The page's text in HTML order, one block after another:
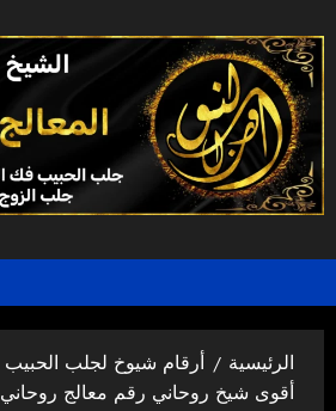
إلى
المحتوى
الرئيسية
أرقام شيوخ لجلب الحبيب
أقوى شيخ روحاني رقم معالج روحاني